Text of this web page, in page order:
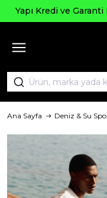
Yapı Kredi ve
Ana Sayfa Deniz & Su